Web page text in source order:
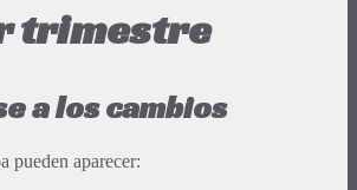
trimestre
a los cambios
pueden aparecer: